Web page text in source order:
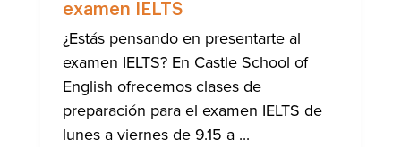
examen IELTS
¿Estás pensando en presentarte al
examen IELTS? En Castle School of
English ofrecemos clases de
preparación para el examen IELTS de
lunes a viernes de 9.15 a ...